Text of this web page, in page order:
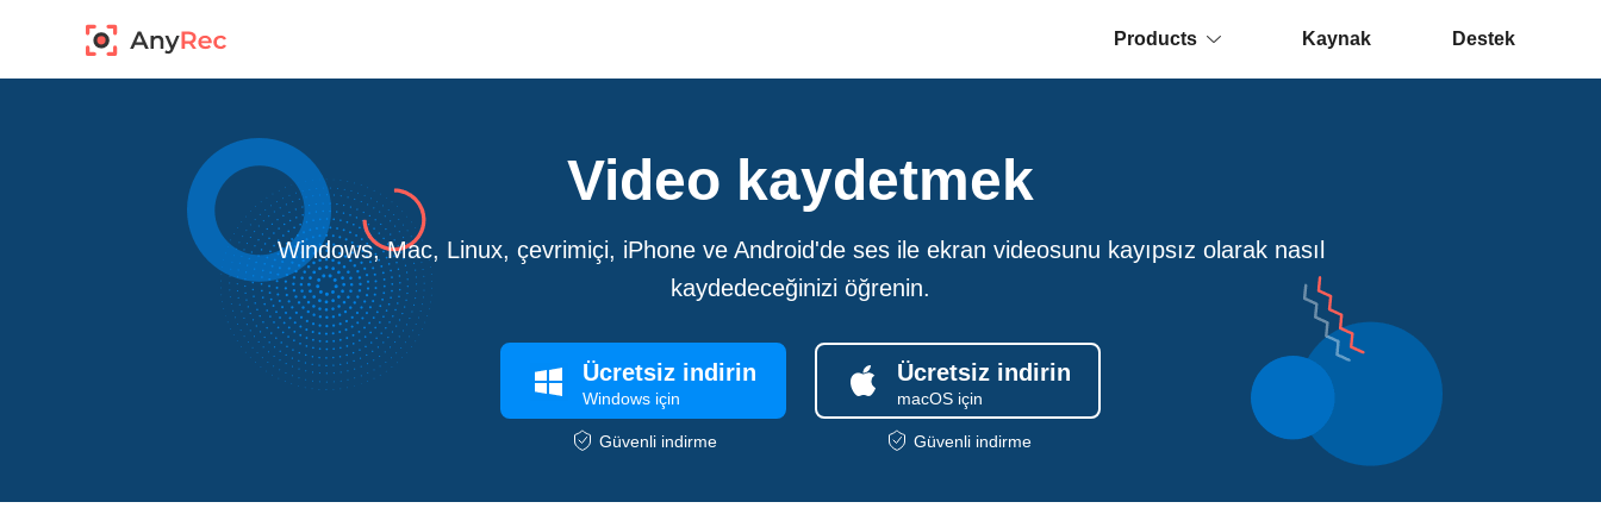
Products Kaynak Destek
Video kaydetmek
Windows, Mac, Linux, çevrimiçi, iPhone ve Android'de ses ile ekran videosunu kayıpsız olarak nasıl
kaydedeceğinizi öğrenin.
Ücretsiz indirin
Windows için
Güvenli indirme
Ücretsiz indirin
macOS için
Güvenli indirme